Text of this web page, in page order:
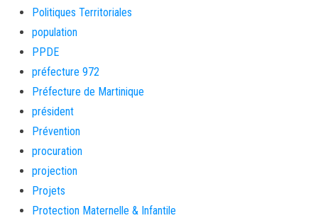
Politiques Territoriales
population
PPDE
préfecture 972
Préfecture de Martinique
président
Prévention
procuration
projection
Projets
Protection Maternelle & Infantile